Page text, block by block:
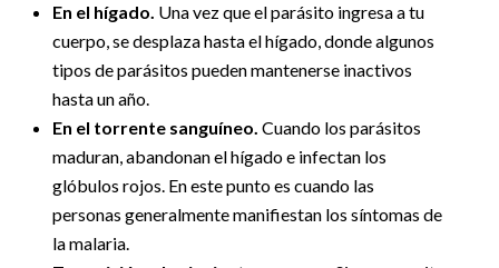
En el hígado. Una vez que el parásito ingresa a tu
cuerpo, se desplaza hasta el hígado, donde algunos
tipos de parásitos pueden mantenerse inactivos
hasta un año.
En el torrente sanguíneo. Cuando los parásitos
maduran, abandonan el hígado e infectan los
glóbulos rojos. En este punto es cuando las
personas generalmente manifiestan los síntomas de
la malaria.